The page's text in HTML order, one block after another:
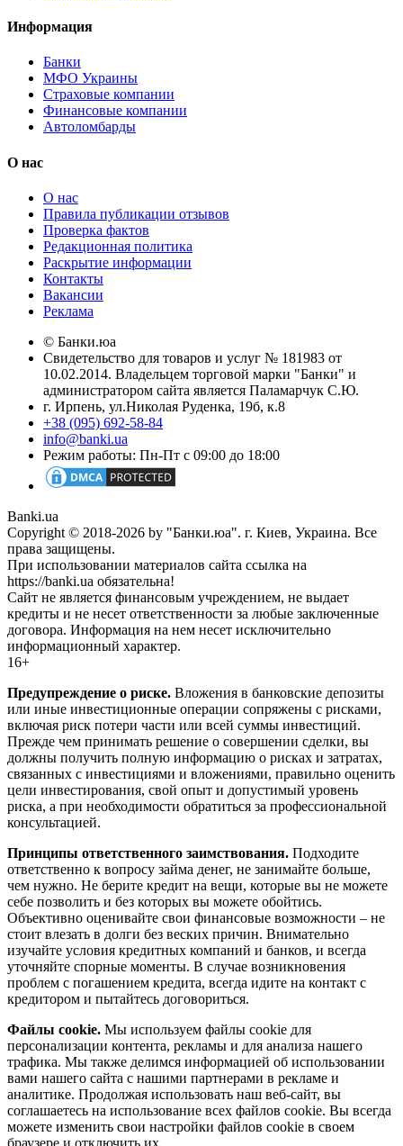
Информация
Банки
МФО Украины
Страховые компании
Финансовые компании
Автоломбарды
О нас
О нас
Правила публикации отзывов
Проверка фактов
Редакционная политика
Раскрытие информации
Контакты
Вакансии
Реклама
© Банки.юа
Свидетельство для товаров и услуг № 181983 от
10.02.2014. Владельцем торговой марки "Банки" и
администратором сайта является Паламарчук С.Ю.
г. Ирпень, ул.Николая Руденка, 19б, к.8
+38 (095) 692-58-84
info@banki.ua
Режим работы: Пн-Пт с 09:00 до 18:00
Banki.ua
Copyright © 2018-2026 by "Банки.юа". г. Киев, Украина. Все
права защищены.
При использовании материалов сайта ссылка на
https://banki.ua обязательна!
Сайт не является финансовым учреждением, не выдает
кредиты и не несет ответственности за любые заключенные
договора. Информация на нем несет исключительно
информационный характер.
16+
Предупреждение о риске. Вложения в банковские депозиты
или иные инвестиционные операции сопряжены с рисками,
включая риск потери части или всей суммы инвестиций.
Прежде чем принимать решение о совершении сделки, вы
должны получить полную информацию о рисках и затратах,
связанных с инвестициями и вложениями, правильно оценить
цели инвестирования, свой опыт и допустимый уровень
риска, а при необходимости обратиться за профессиональной
консультацией.
Принципы ответственного заимствования. Подходите
ответственно к вопросу займа денег, не занимайте больше,
чем нужно. Не берите кредит на вещи, которые вы не можете
себе позволить и без которых вы можете обойтись.
Объективно оценивайте свои финансовые возможности – не
стоит влезать в долги без веских причин. Внимательно
изучайте условия кредитных компаний и банков, и всегда
уточняйте спорные моменты. В случае возникновения
проблем с погашением кредита, всегда идите на контакт с
кредитором и пытайтесь договориться.
Файлы cookie. Мы используем файлы cookie для
персонализации контента, рекламы и для анализа нашего
трафика. Мы также делимся информацией об использовании
вами нашего сайта с нашими партнерами в рекламе и
аналитике. Продолжая использовать наш веб-сайт, вы
соглашаетесь на использование всех файлов cookie. Вы всегда
можете изменить свои настройки файлов cookie в своем
браузере и отключить их.